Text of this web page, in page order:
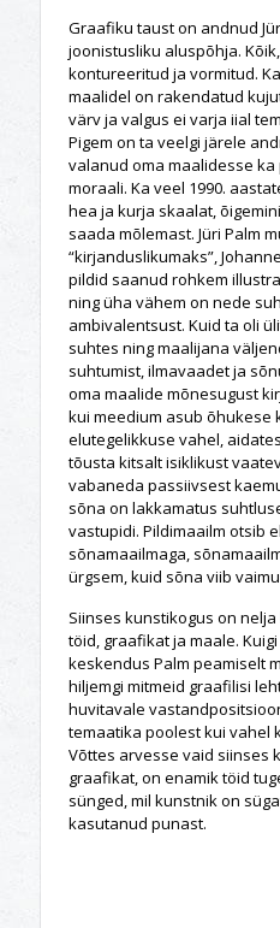
Graafiku taust on andnud
joonistusliku aluspõhja.
kontureeritud ja vormitud.
maalidel on rakendatud
värv ja valgus ei varja iial
Pigem on ta veelgi järele
valanud oma maalidesse
moraali. Ka veel 1990.
hea ja kurja skaalat,
saada mõlemast. Jüri Palm
“kirjanduslikumaks”,
pildid saanud rohkem
ning üha vähem on nede
ambivalentsust. Kuid ta oli
suhtes ning maalijana
suhtumist, ilmavaadet ja
oma maalide mõnesugust
kui meedium asub õhukese
elutegelikkuse vahel,
tõusta kitsalt isiklikust
vabaneda passiivsest
sõna on lakkamatus
vastupidi. Pildimaailm otsib
sõnamaailmaga,
ürgsem, kuid sõna viib
Siinses kunstikogus on nelja
töid, graafikat ja maale.
keskendus Palm peamiselt
hiljemgi mitmeid graafilisi
huvitavale
temaatika poolest kui vahel
Võttes arvesse vaid siinses
graafikat, on enamik töid
sünged, mil kunstnik on
kasutanud punast.